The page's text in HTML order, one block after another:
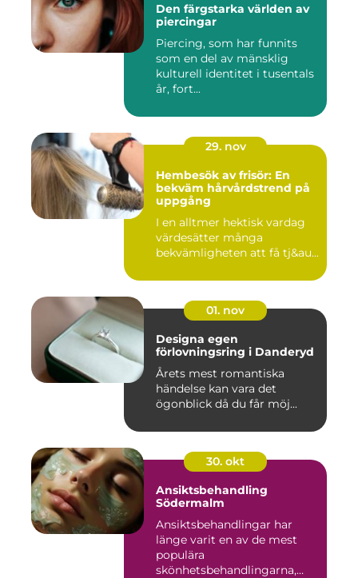
Den färgstarka världen av
piercingar
Piercing, som har funnits
som en del av mänsklig
kulturell identitet i tusentals
år, fort...
29. nov
Hembesök av frisör: En
bekväm hårvårdstrend på
uppgång
I en alltmer hektisk vardag
värdesätter många
bekvämligheten att få tj&au...
01. nov
Designa egen
förlovningsring i Danderyd
Årets mest romantiska
händelse kan vara det
ögonblick då du får möj...
30. okt
Ansiktsbehandling
Södermalm
Ansiktsbehandlingar har
länge varit en av de mest
populära
skönhetsbehandlingarna,